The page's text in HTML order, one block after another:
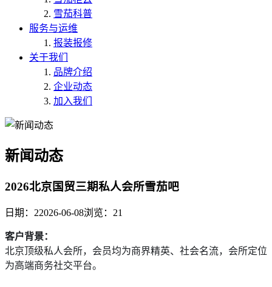
雪茄科普
服务与运维
报装报修
关于我们
品牌介绍
企业动态
加入我们
新闻动态
2026北京国贸三期私人会所雪茄吧
日期：22026-06-08浏览：21
客户背景：
北京顶级私人会所，会员均为商界精英、社会名流，会所定位
为高端商务社交平台。